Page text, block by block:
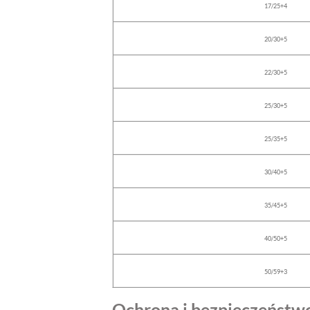
17/25+4
20/30+5
22/30+5
25/30+5
25/35+5
30/40+5
35/45+5
40/50+5
50/59+3